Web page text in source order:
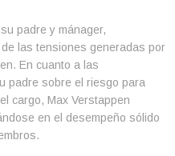
padre y mánager,
las tensiones generadas por
En cuanto a las
padre sobre el riesgo para
cargo, Max Verstappen
en el desempeño sólido